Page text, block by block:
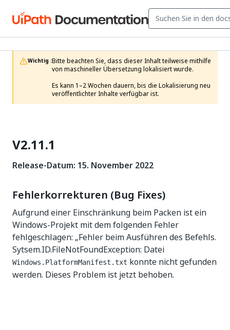
Wichtig :Bitte beachten Sie, dass dieser Inhalt teilweise mithilfe
von maschineller Übersetzung lokalisiert wurde.
Es kann 1–2 Wochen dauern, bis die Lokalisierung neu
veröffentlichter Inhalte verfügbar ist.
V2.11.1
Release-Datum: 15. November 2022
Fehlerkorrekturen (Bug Fixes)
Aufgrund einer Einschränkung beim Packen ist ein
Windows-Projekt mit dem folgenden Fehler
fehlgeschlagen: „Fehler beim Ausführen des Befehls.
Sytsem.ID.FileNotFoundException: Datei
Windows.PlatformManifest.txt konnte nicht gefunden
werden. Dieses Problem ist jetzt behoben.